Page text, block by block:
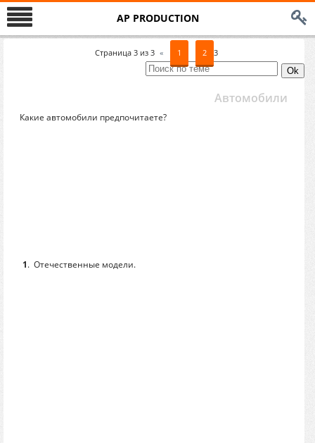
AP PRODUCTION
Страница 3 из 3 « 1 2 3
Автомобили
Какие автомобили предпочитаете?
1. Отечественные модели.